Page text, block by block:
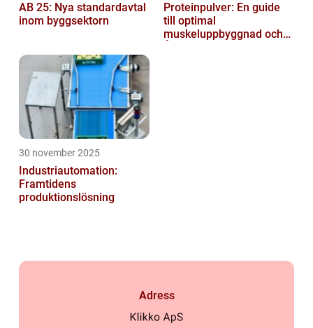
AB 25: Nya standardavtal
inom byggsektorn
Proteinpulver: En guide
till optimal
muskeluppbyggnad och
30 november 2025
Industriautomation:
Framtidens
produktionslösning
Adress